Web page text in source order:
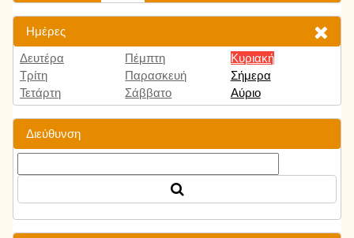
Ημέρες
Δευτέρα
Τρίτη
Τετάρτη
Πέμπτη
Παρασκευή
Σάββατο
Κυριακή
Σήμερα
Αύριο
Διεύθυνση